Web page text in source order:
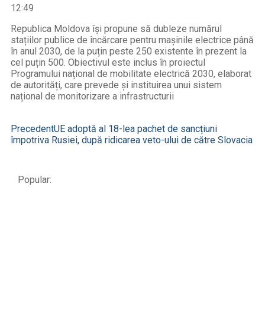
12:49
Republica Moldova își propune să dubleze numărul
stațiilor publice de încărcare pentru mașinile electrice până
în anul 2030, de la puțin peste 250 existente în prezent la
cel puțin 500. Obiectivul este inclus în proiectul
Programului național de mobilitate electrică 2030, elaborat
de autorități, care prevede și instituirea unui sistem
național de monitorizare a infrastructurii
PrecedentUE adoptă al 18-lea pachet de sancțiuni
împotriva Rusiei, după ridicarea veto-ului de către Slovacia
Popular: